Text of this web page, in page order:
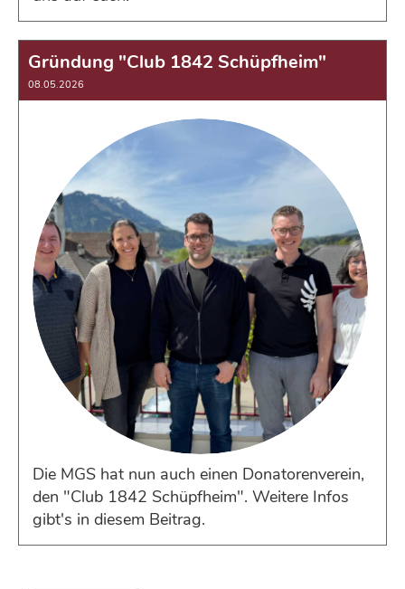
Gründung "Club 1842 Schüpfheim"
08.05.2026
Die MGS hat nun auch einen Donatorenverein,
den "Club 1842 Schüpfheim". Weitere Infos
gibt's in diesem Beitrag.